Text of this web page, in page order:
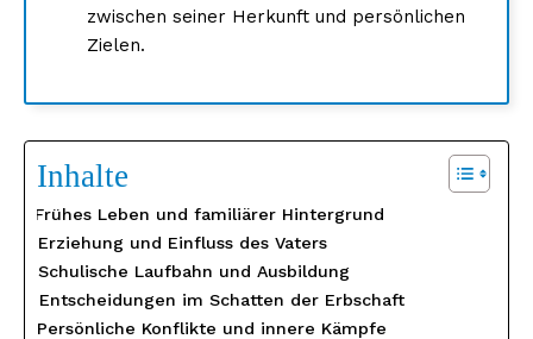
zwischen seiner Herkunft und persönlichen
Zielen.
Inhalte
Frühes Leben und familiärer Hintergrund
Erziehung und Einfluss des Vaters
Schulische Laufbahn und Ausbildung
Entscheidungen im Schatten der Erbschaft
Persönliche Konflikte und innere Kämpfe